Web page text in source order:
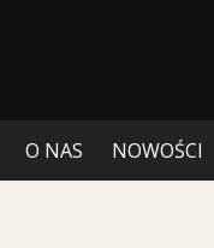
O NAS NOWOŚCI